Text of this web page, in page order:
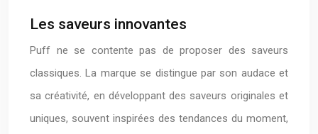
Les saveurs innovantes
Puff ne se contente pas de proposer des saveurs
classiques. La marque se distingue par son audace et
sa créativité, en développant des saveurs originales et
uniques, souvent inspirées des tendances du moment,